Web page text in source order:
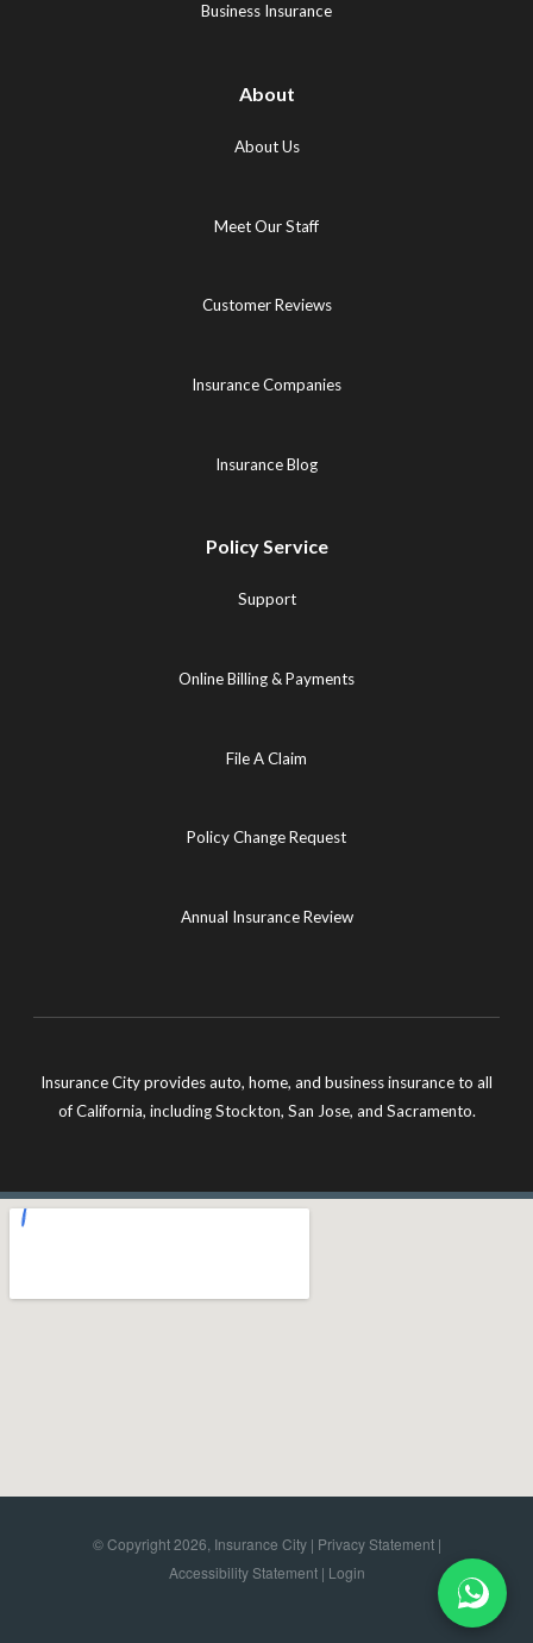
Business Insurance
About
About Us
Meet Our Staff
Customer Reviews
Insurance Companies
Insurance Blog
Policy Service
Support
Online Billing & Payments
File A Claim
Policy Change Request
Annual Insurance Review
Insurance City provides auto, home, and business insurance to all
of California, including Stockton, San Jose, and Sacramento.
© Copyright 2026, Insurance City | Privacy Statement|
Accessibility Statement| Login